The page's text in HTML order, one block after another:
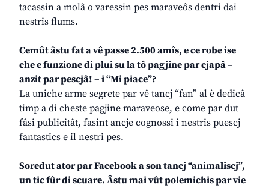
tacassin a molâ o varessin pes maraveôs dentri dai
nestris flums.
Cemût âstu fat a vê passe 2.500 amîs, e ce robe ise
che e funzione di plui su la tô pagjine par cjapâ –
anzit par pescjâ! – i “Mi piace”?
La uniche arme segrete par vê tancj “fan” al è dedicâ
timp a di cheste pagjine maraveose, e come par dut
fâsi publicitât, fasint ancje cognossi i nestris puescj
fantastics e il nestri pes.
Soredut ator par Facebook a son tancj “animaliscj”,
un tic fûr di scuare. Âstu mai vût polemichis par vie